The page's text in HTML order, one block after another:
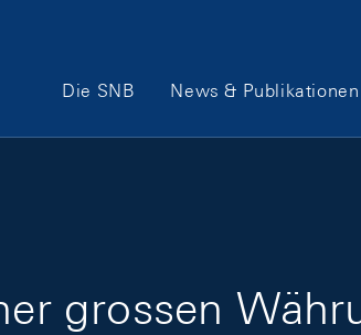
Hauptnavigation
Die SNB News & Publikationen
grossen